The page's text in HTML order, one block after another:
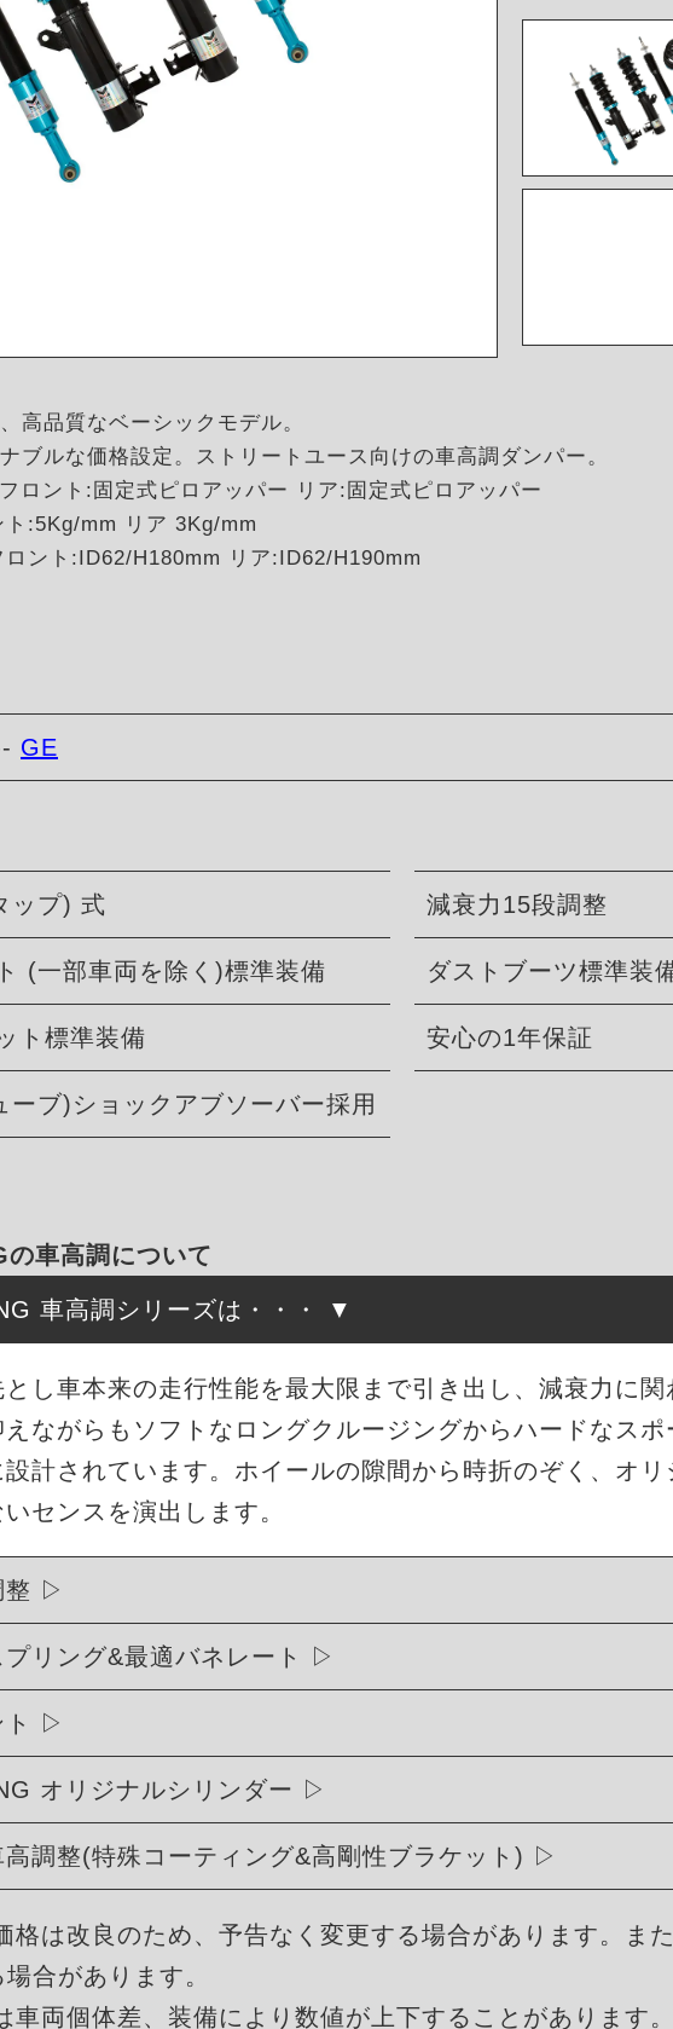
高品質なベーシックモデル。
ブルな価格設定。ストリートユース向けの車高調ダンパー。
ロント:固定式ピロアッパー リア:固定式ピロアッパー
:5Kg/mm リア 3Kg/mm
ント:ID62/H180mm リア:ID62/H190mm
GE
ップ) 式 減衰力15段調整
(一部車両を除く)標準装備 ダストブーツ標準装
ト標準装備 安心の1年保証
ーブ)ショックアブソーバー採用
車高調について
車高調シリーズは・・・
し車本来の走行性能を最大限まで引き出し、減衰力に
ながらもソフトなロングクルージングからハードなス
設計されています。ホイールの隙間から時折のぞく、オ
センスを演出します。
リング&最適バネレート
オリジナルシリンダー
調整(特殊コーティング&高剛性ブラケット)
は改良のため、予告なく変更する場合があります。ま
合があります。
両個体差、装備により数値が上下することがあります